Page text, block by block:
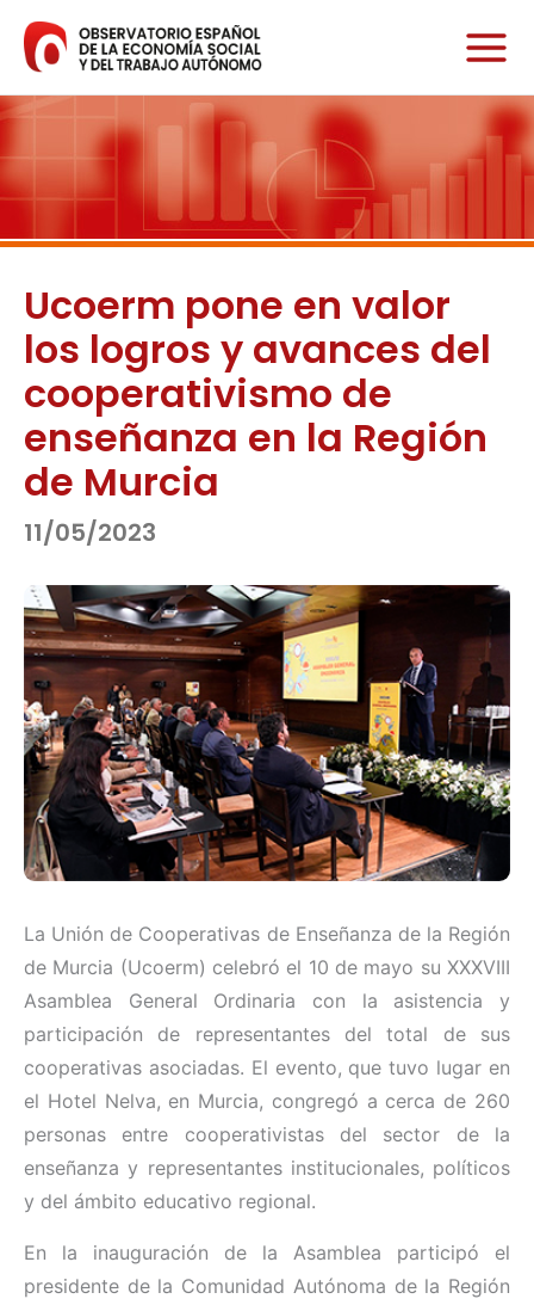
contenido
Ucoerm pone en valor
los logros y avances del
cooperativismo de
enseñanza en la Región
de Murcia
11/05/2023
La Unión de Cooperativas de Enseñanza de la Región
de Murcia (Ucoerm) celebró el 10 de mayo su XXXVIII
Asamblea General Ordinaria con la asistencia y
participación de representantes del total de sus
cooperativas asociadas. El evento, que tuvo lugar en
el Hotel Nelva, en Murcia, congregó a cerca de 260
personas entre cooperativistas del sector de la
enseñanza y representantes institucionales, políticos
y del ámbito educativo regional.
En la inauguración de la Asamblea participó el
presidente de la Comunidad Autónoma de la Región